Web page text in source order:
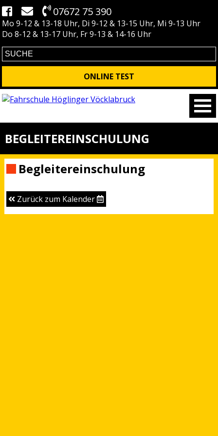
07672 75 390
Mo 9-12 & 13-18 Uhr, Di 9-12 & 13-15 Uhr, Mi 9-13 Uhr
Do 8-12 & 13-17 Uhr, Fr 9-13 & 14-16 Uhr
ONLINE TEST
BEGLEITEREINSCHULUNG
Begleitereinschulung
Zurück zum Kalender